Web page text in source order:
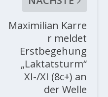
Maximilian Karre
r meldet
Erstbegehung
„Laktatsturm“
XI-/XI (8c+) an
der Welle